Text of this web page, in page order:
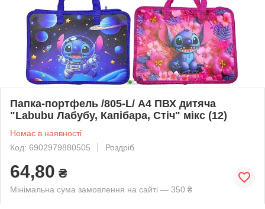
Папка-портфель /805-L/ А4 ПВХ дитяча
"Labubu Лабубу, Капібара, Стіч" мікс (12)
Немає в наявності
Код: 6902979880505
Роздріб
64,80 ₴
Мінімальна сума замовлення на сайті — 350 ₴